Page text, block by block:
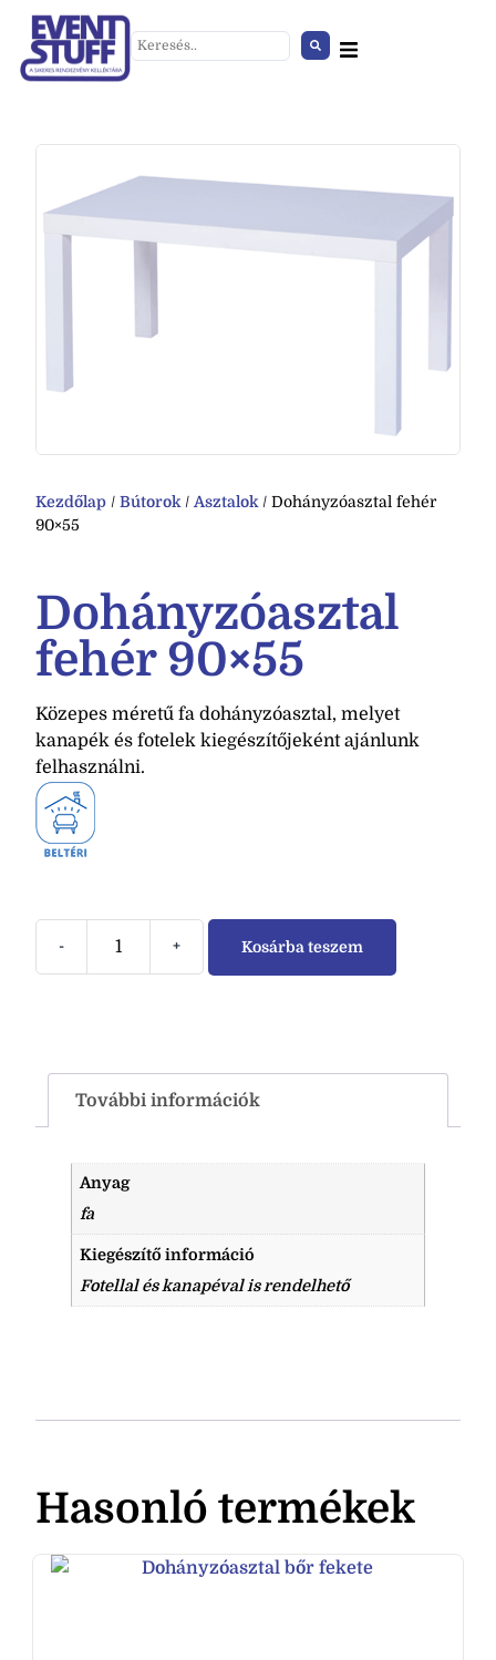
Kezdőlap / Bútorok / Asztalok / Dohányzóasztal fehér
90×55
Dohányzóasztal
fehér 90×55
Közepes méretű fa dohányzóasztal, melyet
kanapék és fotelek kiegészítőjeként ajánlunk
felhasználni.
- + Kosárba teszem
További információk
Anyag
fa
Kiegészítő információ
Fotellal és kanapéval is rendelhető
Hasonló termékek